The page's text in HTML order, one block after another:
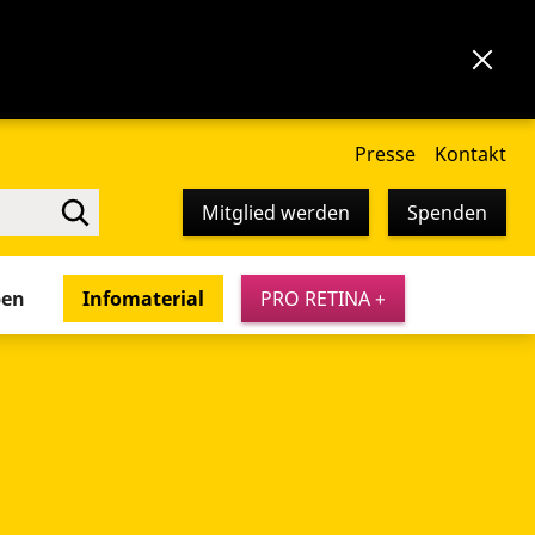
Presse Kontakt
Mitglied werden Spenden
Infomaterial PRO RETINA +